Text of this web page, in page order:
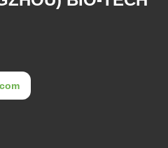
Voor Volwassenen